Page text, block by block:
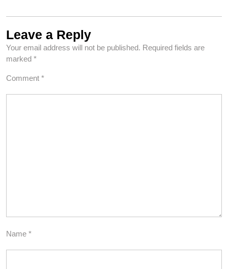
Leave a Reply
Your email address will not be published. Required fields are
marked *
Comment *
Name *